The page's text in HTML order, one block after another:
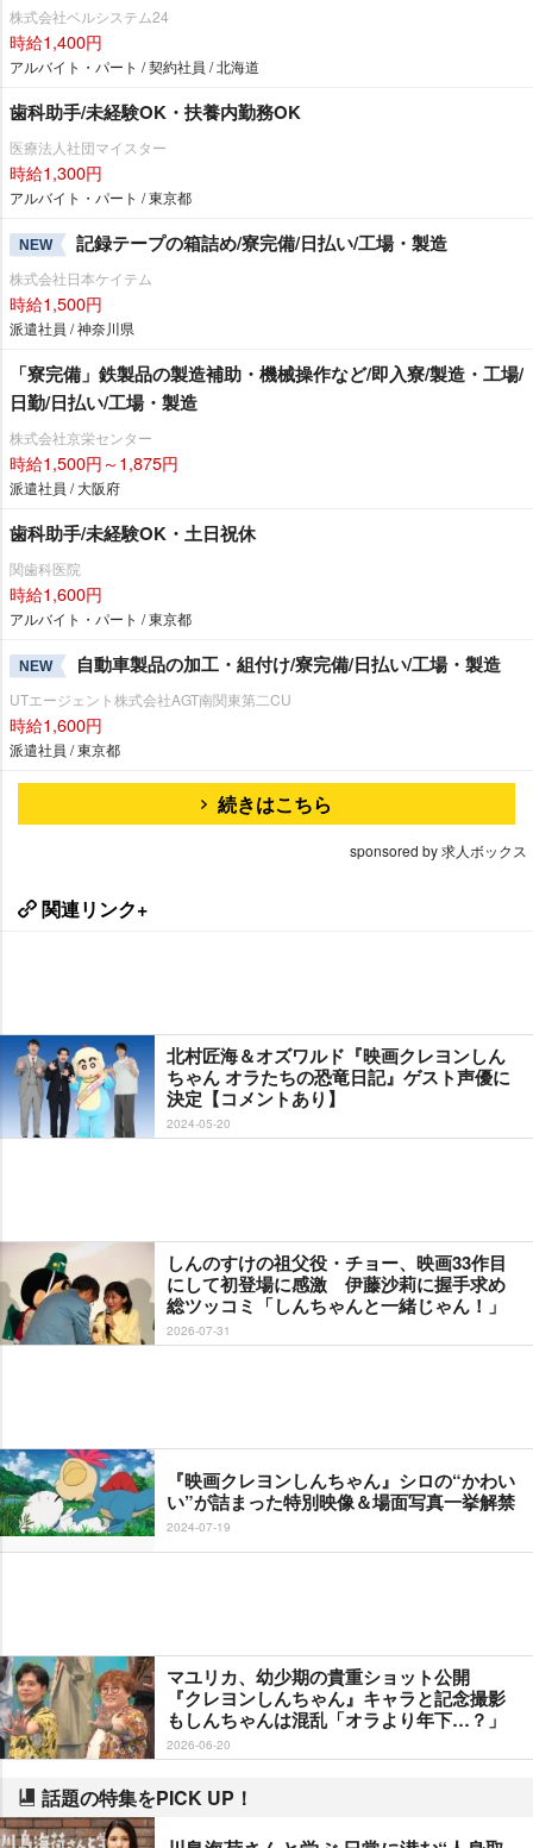
株式会社ベルシステム24
時給1,400円
アルバイト・パート / 契約社員 / 北海道
歯科助手/未経験OK・扶養内勤務OK
医療法人社団マイスター
時給1,300円
アルバイト・パート / 東京都
NEW 記録テープの箱詰め/寮完備/日払い/工場・製造
株式会社日本ケイテム
時給1,500円
派遣社員 / 神奈川県
「寮完備」鉄製品の製造補助・機械操作など/即入寮/製造・工場/
日勤/日払い/工場・製造
株式会社京栄センター
時給1,500円～1,875円
派遣社員 / 大阪府
歯科助手/未経験OK・土日祝休
関歯科医院
時給1,600円
アルバイト・パート / 東京都
NEW 自動車製品の加工・組付け/寮完備/日払い/工場・製造
UTエージェント株式会社AGT南関東第二CU
時給1,600円
派遣社員 / 東京都
続きはこちら
sponsored by 求人ボックス
関連リンク+
北村匠海＆オズワルド『映画クレヨンしん
ちゃん オラたちの恐竜日記』ゲスト声優に
決定【コメントあり】
2024-05-20
しんのすけの祖父役・チョー、映画33作目
にして初登場に感激 伊藤沙莉に握手求め
総ツッコミ「しんちゃんと一緒じゃん！」
2026-07-31
『映画クレヨンしんちゃん』シロの“かわい
い”が詰まった特別映像＆場面写真一挙解禁
2024-07-19
マユリカ、幼少期の貴重ショット公開
『クレヨンしんちゃん』キャラと記念撮影
もしんちゃんは混乱「オラより年下…？」
2026-06-20
話題の特集をPICK UP！